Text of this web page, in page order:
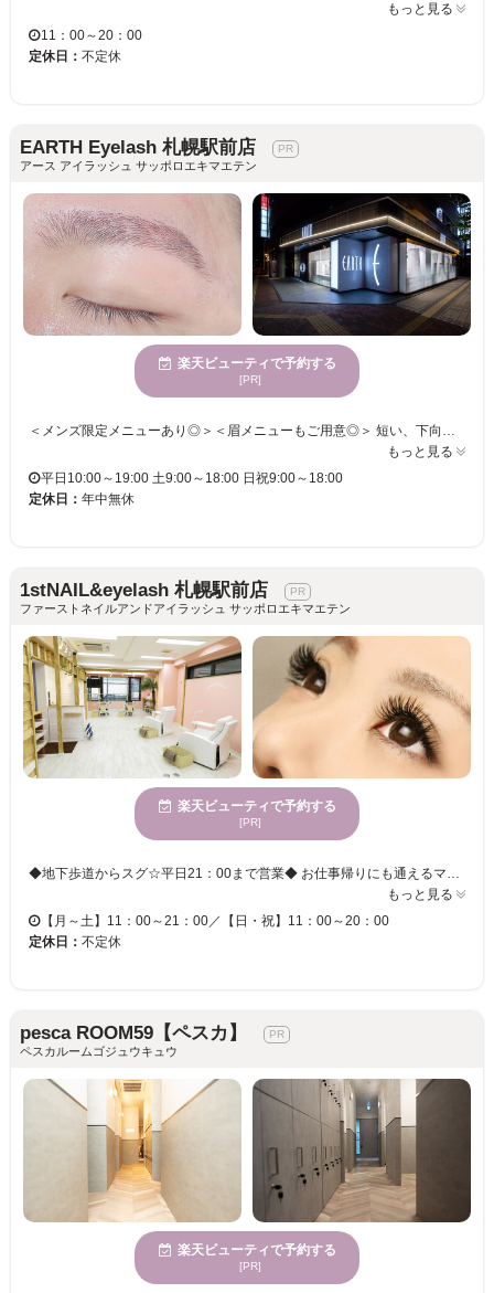
もっと見る
11：00～20：00
定休日： 不定休
EARTH Eyelash 札幌駅前店
アース アイラッシュ サッポロエキマエテン
楽天ビューティで予約する
[PR]
＜メンズ限定メニューあり◎＞＜眉メニューもご用意◎＞ 短い、下向きなど、ボリュームがない・・・まつ毛のお悩みをお聞かせください！！ マツエクが苦手な方には・・・パリジェンヌラッシュリフトはいかがですか？ お悩みをじっくりとヒアリング。オーダーメイドな目元が手に入る◎ オシャレでHappyな毎日を送りませんか？一緒にお客様の魅力を引き出します！アイブロウ/アイブロウWAX/ハリウッドブロウリフト/パリジェンヌ/眉毛カラー/眉毛/まゆ毛/まゆげ/眉毛専門店/アイブロウ専門店/眉毛サロン/まゆげサロン/アイブロウサロン/まつ毛パーマ/まつぱ/まつパ/ラッシュアディクト/V3ファンデーション
もっと見る
平日10:00～19:00 土9:00～18:00 日祝9:00～18:00
定休日： 年中無休
1stNAIL&eyelash 札幌駅前店
ファーストネイルアンドアイラッシュ サッポロエキマエテン
楽天ビューティで予約する
[PR]
◆地下歩道からスグ☆平日21：00まで営業◆ お仕事帰りにも通えるマツエクサロン◎気軽に通えるアットホームな雰囲気なので、初心者にもオススメです。大切な目元だから、信頼できるワンランク上の技術で安心安全な施術を♪ 自まつ毛が細い、自まつ毛が少ないなど…悩みは人それぞれ。目の形やなりたいイメージも人それぞれです。丁寧にカウンセリングをし、お客様に合わせたデザインをご提案します。自信の持てる印象的な目元へ…お客様の綺麗をお手伝い致します。
もっと見る
【月～土】11：00～21：00／【日・祝】11：00～20：00
定休日： 不定休
pesca ROOM59【ペスカ】
ペスカルームゴジュウキュウ
楽天ビューティで予約する
[PR]